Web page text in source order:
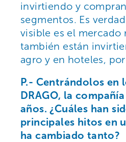
invirtiendo y
segmentos. Es
visible es el mercado
también están
agro y en hoteles,
P.- Centrándolos en
DRAGO, la
años. ¿Cuáles han
principales hitos en
ha cambiado tanto?